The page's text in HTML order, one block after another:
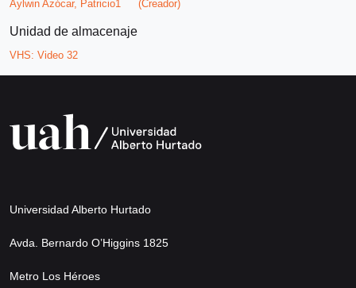
Aylwin Azócar, Patricio1 (Creador)
Unidad de almacenaje
VHS: Video 32
Universidad Alberto Hurtado
Avda. Bernardo O’Higgins 1825
Metro Los Héroes